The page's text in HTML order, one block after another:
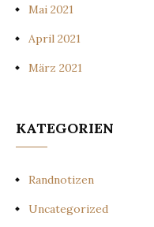
Mai 2021
April 2021
März 2021
KATEGORIEN
Randnotizen
Uncategorized